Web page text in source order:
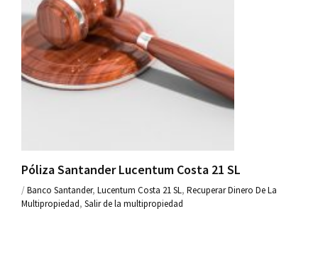
Póliza Santander Lucentum Costa 21 SL
/Banco Santander, Lucentum Costa 21 SL, Recuperar Dinero De La
Multipropiedad, Salir de la multipropiedad